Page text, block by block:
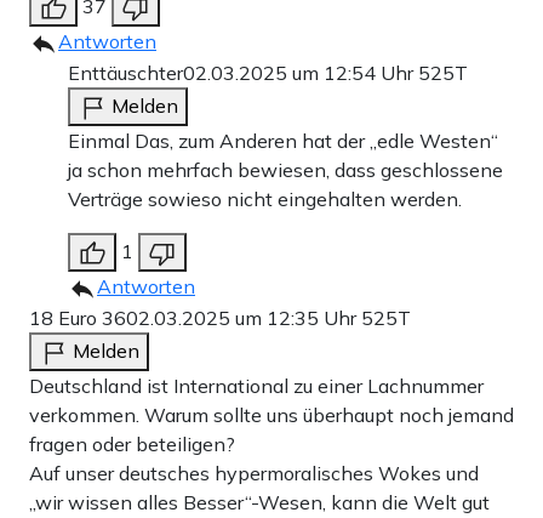
37
Antworten
Enttäuschter02.03.2025 um 12:54 Uhr 525T
Melden
Einmal Das, zum Anderen hat der „edle Westen“
ja schon mehrfach bewiesen, dass geschlossene
Verträge sowieso nicht eingehalten werden.
1
Antworten
18 Euro 3602.03.2025 um 12:35 Uhr 525T
Melden
Deutschland ist International zu einer Lachnummer
verkommen. Warum sollte uns überhaupt noch jemand
fragen oder beteiligen?
Auf unser deutsches hypermoralisches Wokes und
„wir wissen alles Besser“-Wesen, kann die Welt gut